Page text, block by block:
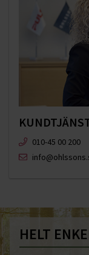
010-45 00 200​
HELT